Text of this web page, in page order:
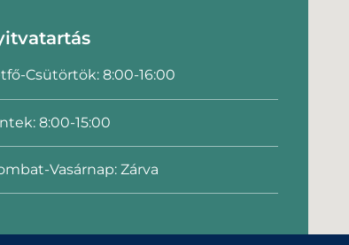
Csütörtök: 8:00-16:00
8:00-15:00
Vasárnap: Zárva